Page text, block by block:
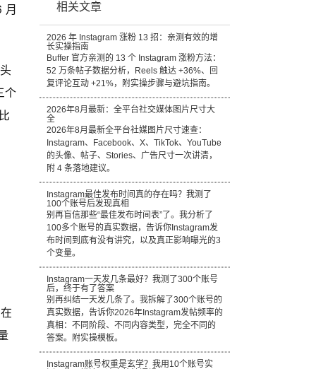
月
个
相关文章
2026 年 Instagram 涨粉 13 招：亲测有效的增
长实操指南
Buffer 官方亲测的 13 个 Instagram 涨粉方法：
52 万条帖子数据分析，Reels 触达 +36%、回
复评论互动 +21%，附实操步骤与避坑指南。
2026年8月最新：全平台社交媒体图片尺寸大
全
2026年8月最新全平台社媒图片尺寸速查：
Instagram、Facebook、X、TikTok、YouTube
的头像、帖子、Stories、广告尺寸一次讲清，
附 4 条落地建议。
Instagram最佳发布时间真的存在吗？我测了
100个账号后发现真相
别再盲信那些“最佳发布时间表”了。我分析了
100多个账号的真实数据，告诉你Instagram发
布时间到底有没有讲究，以及真正影响曝光的3
个变量。
Instagram一天发几条最好？我测了300个账号
后，终于有了答案
别再纠结一天发几条了。我拆解了300个账号的
真实数据，告诉你2026年Instagram发帖频率的
真相：不同阶段、不同内容类型，完全不同的
答案。附实操模板。
Instagram账号权重是玄学？我用10个账号实